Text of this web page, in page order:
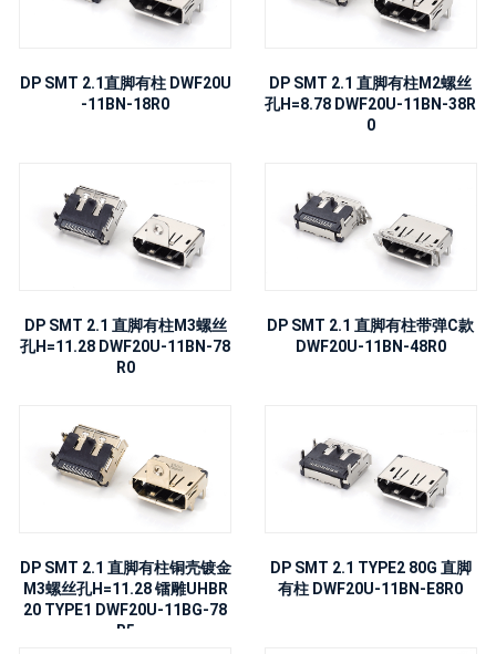
DP SMT 2.1直脚有柱 DWF20U
-11BN-18R0
DP SMT 2.1 直脚有柱M2螺丝
孔H=8.78 DWF20U-11BN-38R
0
DP SMT 2.1 直脚有柱M3螺丝
孔H=11.28 DWF20U-11BN-78
R0
DP SMT 2.1 直脚有柱带弹C款
DWF20U-11BN-48R0
DP SMT 2.1 直脚有柱铜壳镀金
M3螺丝孔H=11.28 镭雕UHBR
20 TYPE1 DWF20U-11BG-78
R5
DP SMT 2.1 TYPE2 80G 直脚
有柱 DWF20U-11BN-E8R0